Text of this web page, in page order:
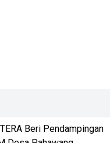
Beri Pendampingan